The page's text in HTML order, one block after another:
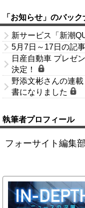
「お知らせ」のバッ
新サービス「新潮
5月7日～17日の記
日産自動車 プレゼ
決定！
野添文彬さんの連
書になりました
執筆者プロフィール
フォーサイト編集